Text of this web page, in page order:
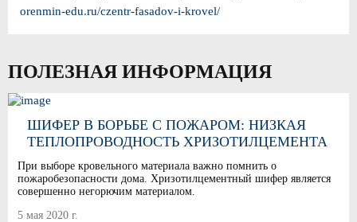
orenmin-edu.ru/czentr-fasadov-i-krovel/
ПОЛЕЗНАЯ ИНФОРМАЦИЯ
ШИФЕР В БОРЬБЕ С ПОЖАРОМ: НИЗКАЯ
ТЕПЛОПРОВОДНОСТЬ ХРИЗОТИЛЦЕМЕНТА
При выборе кровельного материала важно помнить о
пожаробезопасности дома. Хризотилцементный шифер является
совершенно негорючим материалом.
5 мая 2020 г.